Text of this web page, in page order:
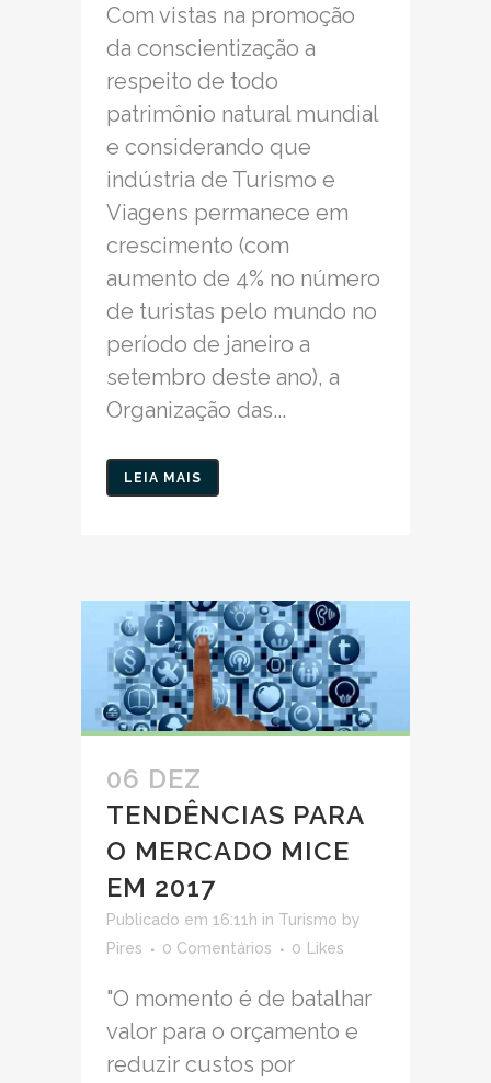
Com vistas na promoção
da conscientização a
respeito de todo
patrimônio natural mundial
e considerando que
indústria de Turismo e
Viagens permanece em
crescimento (com
aumento de 4% no número
de turistas pelo mundo no
período de janeiro a
setembro deste ano), a
Organização das...
LEIA MAIS
06 DEZ
TENDÊNCIAS PARA
O MERCADO MICE
EM 2017
Publicado em 16:11h in Turismo by
Pires
0 Comentários 0 Likes
"O momento é de batalhar
valor para o orçamento e
reduzir custos por